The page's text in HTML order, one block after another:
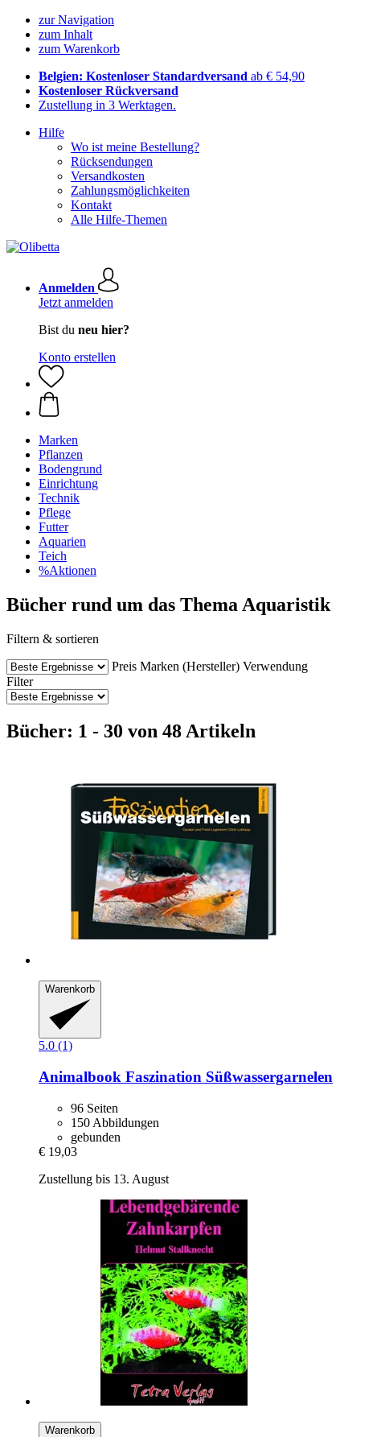
zur Navigation
zum Inhalt
zum Warenkorb
Belgien: Kostenloser Standardversand ab € 54,90
Kostenloser Rückversand
Zustellung in 3 Werktagen.
Hilfe
Wo ist meine Bestellung?
Rücksendungen
Versandkosten
Zahlungsmöglichkeiten
Kontakt
Alle Hilfe-Themen
Anmelden
Jetzt anmelden
Bist du neu hier?
Konto erstellen
Marken
Pflanzen
Bodengrund
Einrichtung
Technik
Pflege
Futter
Aquarien
Teich
%Aktionen
Bücher rund um das Thema Aquaristik
Filtern & sortieren
Preis Marken (Hersteller) Verwendung
Filter
Bücher: 1 - 30 von 48 Artikeln
Warenkorb
5.0 (1)
Animalbook Faszination Süßwassergarnelen
96 Seiten
150 Abbildungen
gebunden
€ 19,03
Zustellung bis 13. August
Warenkorb